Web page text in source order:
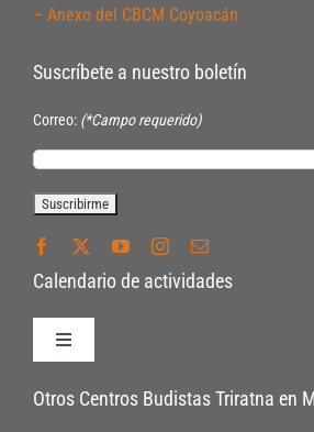
– Anexo del CBCM Coyoacán
Suscríbete a nuestro boletín
Correo: (*Campo requerido)
Calendario de actividades
Toggle
Políticas de Inscripción
Otros Centros Budistas Triratna en